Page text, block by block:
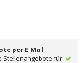
per E-Mail
Stellenangebote für: